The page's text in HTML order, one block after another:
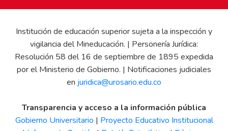
Institución de educación superior sujeta a la inspección y
vigilancia del Mineducación. | Personería Jurídica:
Resolución 58 del 16 de septiembre de 1895 expedida
por el Ministerio de Gobierno. | Notificaciones judiciales
en juridica@urosario.edu.co
Transparencia y acceso a la información pública
Gobierno Universitario | Proyecto Educativo Institucional